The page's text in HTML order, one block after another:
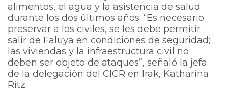
alimentos, el agua y la asistencia de salud
durante los dos últimos años. “Es necesario
preservar a los civiles, se les debe permitir
salir de Faluya en condiciones de seguridad;
las viviendas y la infraestructura civil no
deben ser objeto de ataques”, señaló la jefa
de la delegación del CICR en Irak, Katharina
Ritz.